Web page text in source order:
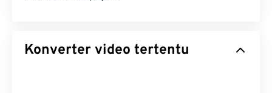
Konverter video tertentu